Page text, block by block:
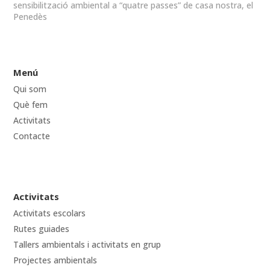
sensibilització ambiental a “quatre passes” de casa nostra, el
Penedès
Menú
Qui som
Què fem
Activitats
Contacte
Activitats
Activitats escolars
Rutes guiades
Tallers ambientals i activitats en grup
Projectes ambientals